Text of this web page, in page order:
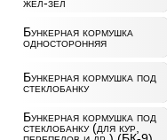
Бункерная кормушка
односторонняя
Бункерная кормушка под
стеклобанку
Бункерная кормушка под
стеклобанку (для кур,